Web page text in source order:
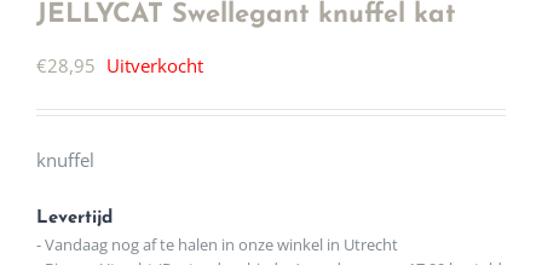
JELLYCAT Swellegant knuffel kat
€28,95 Uitverkocht
knuffel
Levertijd
- Vandaag nog af te halen in onze winkel in Utrecht